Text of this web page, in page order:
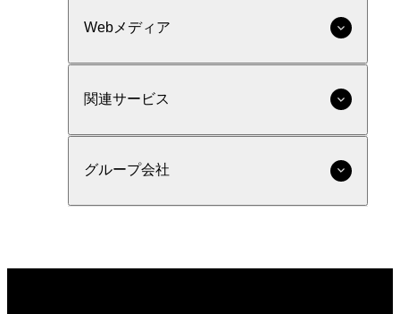
Webメディア
関連サービス
グループ会社